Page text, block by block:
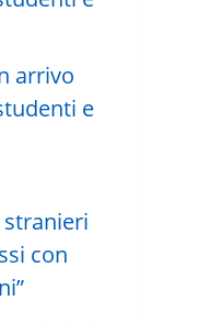
arrivo
e